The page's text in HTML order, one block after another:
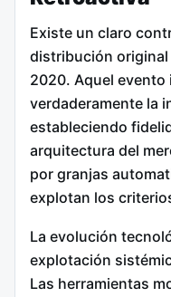
Existe un claro
distribución original
2020. Aquel
verdaderamente la
estableciendo
arquitectura del
por granjas
explotan los
La evolución
explotación
Las herramientas